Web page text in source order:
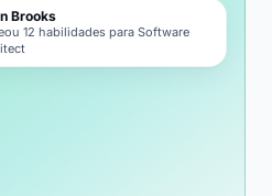
Brooks
12 habilidades para Software